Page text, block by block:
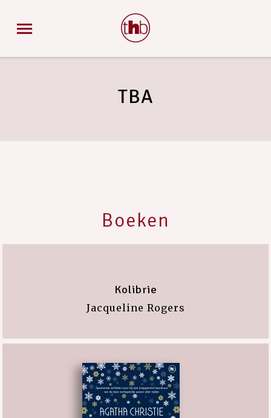
TBA
Boeken
Kolibrie
Jacqueline Rogers